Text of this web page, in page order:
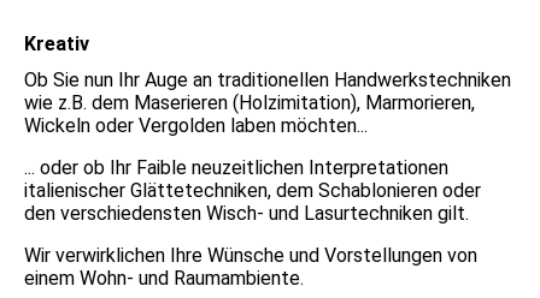
Kreativ
Ob Sie nun Ihr Auge an traditionellen Handwerkstechniken
wie z.B. dem Maserieren (Holzimitation), Marmorieren,
Wickeln oder Vergolden laben möchten...
... oder ob Ihr Faible neuzeitlichen Interpretationen
italienischer Glättetechniken, dem Schablonieren oder
den verschiedensten Wisch- und Lasurtechniken gilt.
Wir verwirklichen Ihre Wünsche und Vorstellungen von
einem Wohn- und Raumambiente.